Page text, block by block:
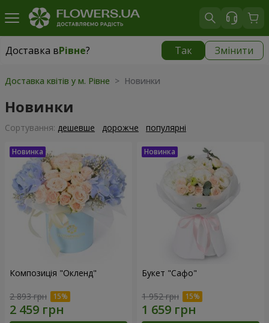
Доставка вРівне? Так Змінити
Доставка вРівне
Доставка квітів у м. Рівне > Новинки
Новинки
Сортування: дешевше дорожче популярні
Композиція "Окленд"
2 893 грн
Букет "Сафо"
1 952 грн